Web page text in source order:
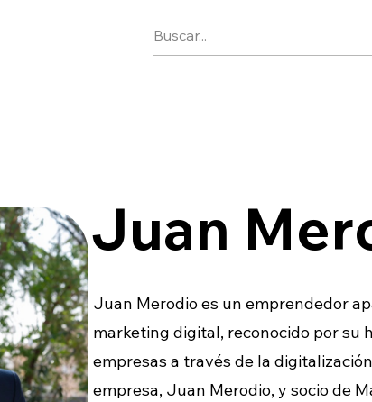
Juan
Juan Merodio es un emprendedor
marketing digital, reconocido por su
empresas a través de la
empresa, Juan Merodio, y socio de